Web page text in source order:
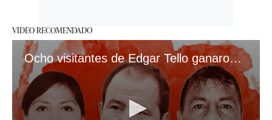
VIDEO RECOMENDADO
Ocho visitantes de Edgar Tello ganaron contratos por S/244 mil